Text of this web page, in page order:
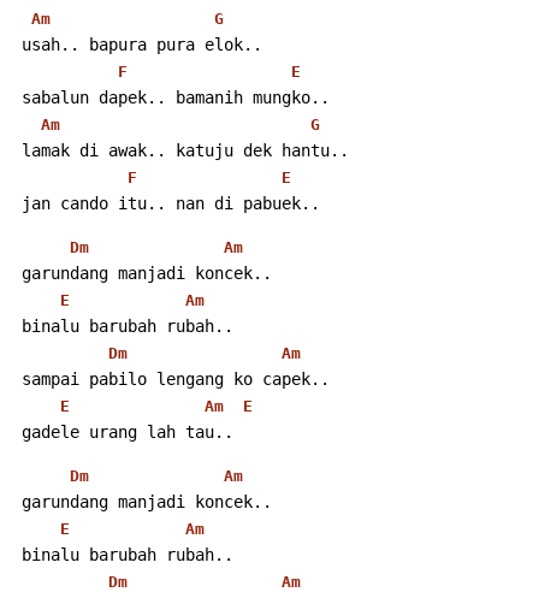
Am G
usah.. bapura pura elok..
F E
sabalun dapek.. bamanih mungko..
Am G
lamak di awak.. katuju dek hantu..
F E
jan cando itu.. nan di pabuek..
Dm Am
garundang manjadi koncek..
E Am
binalu barubah rubah..
Dm Am
sampai pabilo lengang ko capek..
E Am E
gadele urang lah tau..
Dm Am
garundang manjadi koncek..
E Am
binalu barubah rubah..
Dm Am